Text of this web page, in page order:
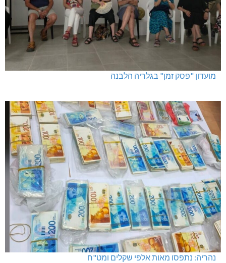
מועדון "פסק זמן" בגלריה הלבנה
נהריה: נתפסו מאות אלפי שקלים ומט"ח